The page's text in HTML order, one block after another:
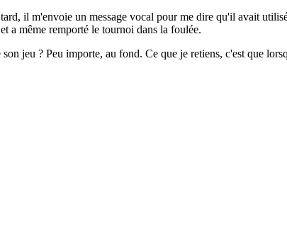
il m'envoie un message vocal pour me dire qu'il avait
a même remporté le tournoi dans la foulée.
jeu ? Peu importe, au fond. Ce que je retiens, c'est que